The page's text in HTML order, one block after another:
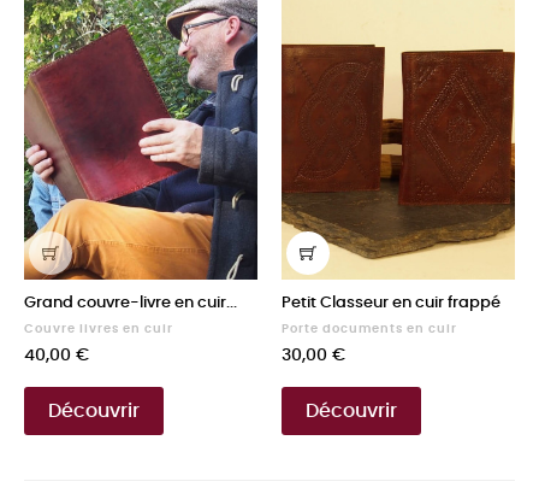
Grand couvre-livre en cuir...
Couvre livres en cuir
Prix
40,00 €
Découvrir
Petit Classeur en cuir frappé
Porte documents en cuir
Prix
30,00 €
Découvrir